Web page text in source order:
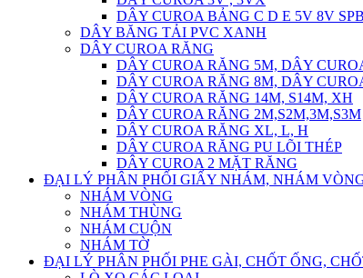
DÂY CUROA BẢNG C D E 5V 8V
DÂY BĂNG TẢI PVC XANH
DÂY CUROA RĂNG
DÂY CUROA RĂNG 5M, DÂY
DÂY CUROA RĂNG 8M, DÂY
DÂY CUROA RĂNG 14M, S14M, XH
DÂY CUROA RĂNG 2M,S2M,3M,S3M
DÂY CUROA RĂNG XL, L, H
DÂY CUROA RĂNG PU LÕI THÉP
DÂY CUROA 2 MẶT RĂNG
ĐẠI LÝ PHÂN PHỐI GIẤY NHÁM, NHÁM
NHÁM VÒNG
NHÁM THÙNG
NHÁM CUỘN
NHÁM TỜ
ĐẠI LÝ PHÂN PHỐI PHE GÀI, CHỐT ỐNG,